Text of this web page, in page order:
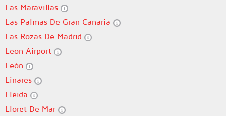
Las Maravillas
Las Palmas De Gran Canaria
Las Rozas De Madrid
Leon Airport
León
Linares
Lleida
Lloret De Mar